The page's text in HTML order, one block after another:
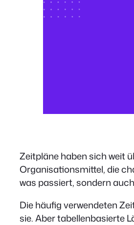
Zeitpläne haben sich weit
Organisationsmittel, die
was passiert, sondern
Die häufig verwendeten
sie. Aber tabellenbasierte